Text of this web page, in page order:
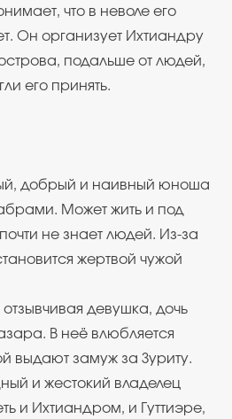
что в неволе его
Он организует Ихтиандру
подальше от людей,
его принять.
добрый и наивный юноша
Может жить и под
не знает людей. Из-за
жертвой чужой
девушка, дочь
В неё влюбляется
выдают замуж за Зуриту.
и жестокий владелец
и Ихтиандром, и Гуттиэре,